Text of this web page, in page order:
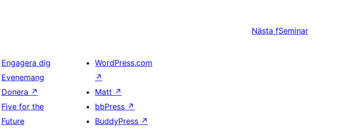
Nästa fSeminar
Engagera dig
Evenemang
Donera ↗
Five for the
Future
WordPress.com
↗
Matt ↗
bbPress ↗
BuddyPress ↗